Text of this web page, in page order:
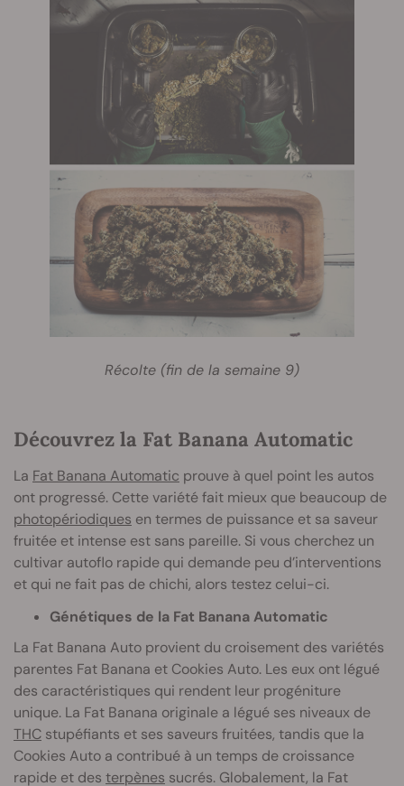
Récolte (fin de la semaine 9)
Découvrez la Fat Banana Automatic
La Fat Banana Automatic prouve à quel point les autos
ont progressé. Cette variété fait mieux que beaucoup de
photopériodiques en termes de puissance et sa saveur
fruitée et intense est sans pareille. Si vous cherchez un
cultivar autoflo rapide qui demande peu d’interventions
et qui ne fait pas de chichi, alors testez celui-ci.
Génétiques de la Fat Banana Automatic
La Fat Banana Auto provient du croisement des variétés
parentes Fat Banana et Cookies Auto. Les eux ont légué
des caractéristiques qui rendent leur progéniture
unique. La Fat Banana originale a légué ses niveaux de
THC stupéfiants et ses saveurs fruitées, tandis que la
Cookies Auto a contribué à un temps de croissance
rapide et des terpènes sucrés. Globalement, la Fat